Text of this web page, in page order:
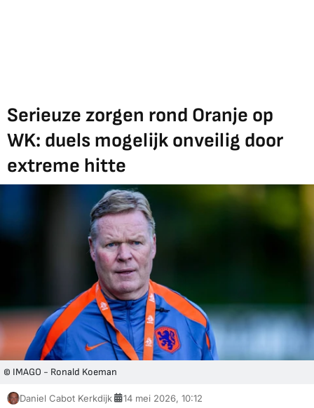
Serieuze zorgen rond Oranje op
WK: duels mogelijk onveilig door
extreme hitte
© IMAGO - Ronald Koeman
Daniel Cabot Kerkdijk 14 mei 2026, 10:12